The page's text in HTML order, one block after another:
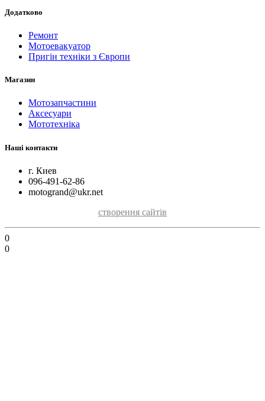
Додатково
Ремонт
Мотоевакуатор
Пригін техніки з Європи
Магазин
Мотозапчастини
Аксесуари
Мототехніка
Наші контакти
г. Киев
096-491-62-86
motogrand@ukr.net
створення сайтів
0
0